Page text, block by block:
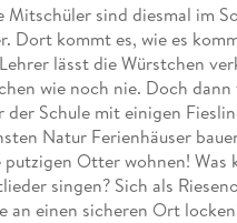
Mitschüler sind diesmal im
Dort kommt es, wie es
lässt die Würstchen
wie noch nie. Doch
Schule mit einigen
Natur Ferienhäuser
Otter wohnen! Was
singen? Sich als
an einen sicheren Ort